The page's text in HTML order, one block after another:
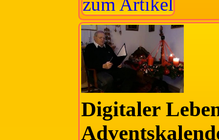
Digitaler